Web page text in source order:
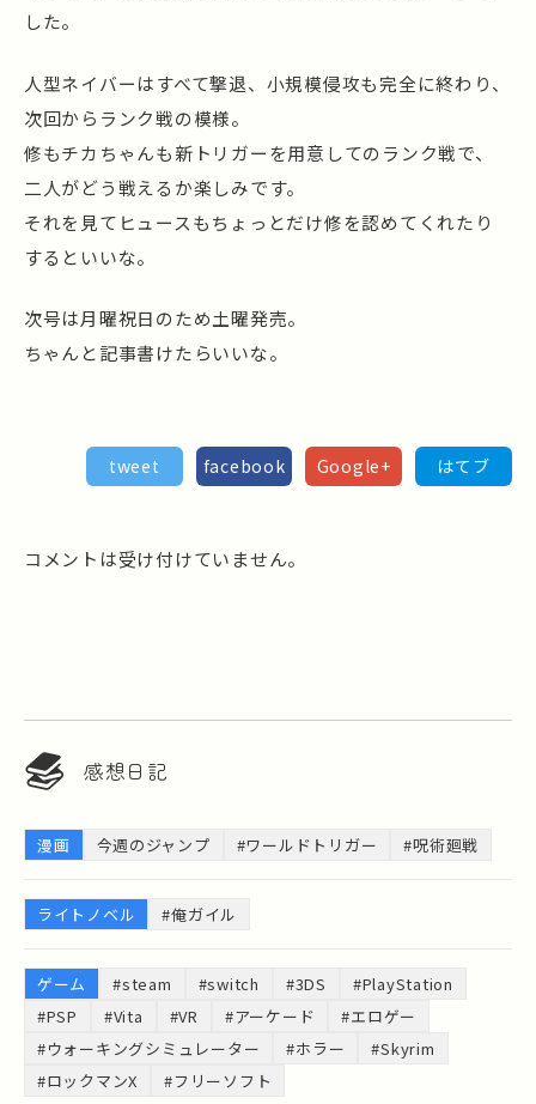
した。
人型ネイバーはすべて撃退、小規模侵攻も完全に終わり、
次回からランク戦の模様。
修もチカちゃんも新トリガーを用意してのランク戦で、
二人がどう戦えるか楽しみです。
それを見てヒュースもちょっとだけ修を認めてくれたり
するといいな。
次号は月曜祝日のため土曜発売。
ちゃんと記事書けたらいいな。
tweet facebook Google+ はてブ
コメントは受け付けていません。
感想日記
漫画 今週のジャンプ #ワールドトリガー #呪術廻戦
ライトノベル #俺ガイル
ゲーム #steam #switch #3DS
#PlayStation
#PSP
#Vita #VR #アーケード
#エロゲー
#ウォーキングシミュレーター
#ホラー
#Skyrim
#ロックマンX
#フリーソフト